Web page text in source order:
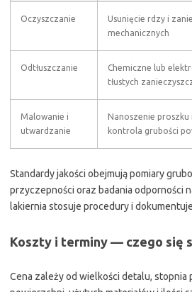
Oczyszczanie
Usunięcie rdzy i
mechanicznych
Odtłuszczanie
Chemiczne lub
tłustych
Malowanie i
utwardzanie
Nanoszenie proszku
kontrola grubości
Standardy jakości obejmują pomiary
przyczepności oraz badania odporności
lakiernia stosuje procedury i
Koszty i terminy — czego się
Cena zależy od wielkości detalu, stopnia